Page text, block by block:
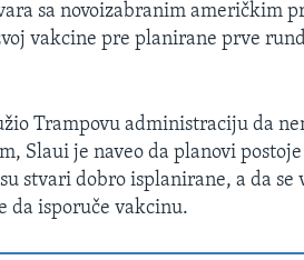
sa novoizabranim američkim
vakcine pre planirane prve
Trampovu administraciju da
Slaui je naveo da planovi postoje
stvari dobro isplanirane, a da se
da isporuče vakcinu.